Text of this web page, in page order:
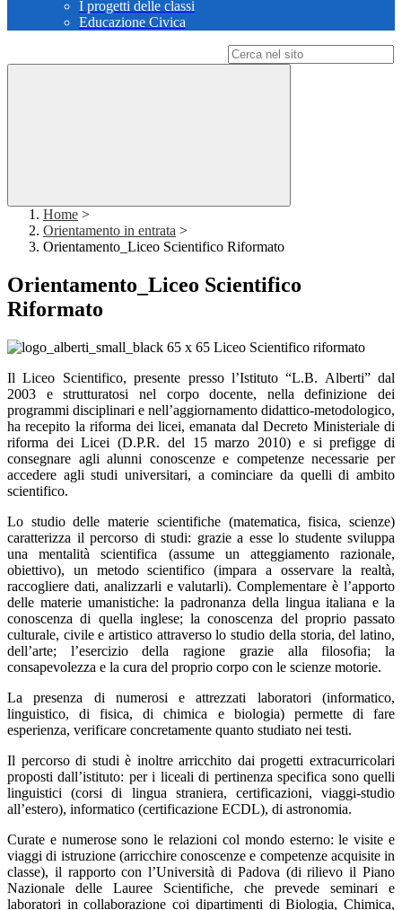
I progetti delle classi
Educazione Civica
Home >
Orientamento in entrata >
Orientamento_Liceo Scientifico Riformato
Orientamento_Liceo Scientifico
Riformato
Liceo Scientifico riformato
Il Liceo Scientifico, presente presso l’Istituto “L.B. Alberti” dal
2003 e strutturatosi nel corpo docente, nella definizione dei
programmi disciplinari e nell’aggiornamento didattico-metodologico,
ha recepito la riforma dei licei, emanata dal Decreto Ministeriale di
riforma dei Licei (D.P.R. del 15 marzo 2010) e si prefigge di
consegnare agli alunni conoscenze e competenze necessarie per
accedere agli studi universitari, a cominciare da quelli di ambito
scientifico.
Lo studio delle materie scientifiche (matematica, fisica, scienze)
caratterizza il percorso di studi: grazie a esse lo studente sviluppa
una mentalità scientifica (assume un atteggiamento razionale,
obiettivo), un metodo scientifico (impara a osservare la realtà,
raccogliere dati, analizzarli e valutarli). Complementare è l’apporto
delle materie umanistiche: la padronanza della lingua italiana e la
conoscenza di quella inglese; la conoscenza del proprio passato
culturale, civile e artistico attraverso lo studio della storia, del latino,
dell’arte; l’esercizio della ragione grazie alla filosofia; la
consapevolezza e la cura del proprio corpo con le scienze motorie.
La presenza di numerosi e attrezzati laboratori (informatico,
linguistico, di fisica, di chimica e biologia) permette di fare
esperienza, verificare concretamente quanto studiato nei testi.
Il percorso di studi è inoltre arricchito dai progetti extracurricolari
proposti dall’istituto: per i liceali di pertinenza specifica sono quelli
linguistici (corsi di lingua straniera, certificazioni, viaggi-studio
all’estero), informatico (certificazione ECDL), di astronomia.
Curate e numerose sono le relazioni col mondo esterno: le visite e
viaggi di istruzione (arricchire conoscenze e competenze acquisite in
classe), il rapporto con l’Università di Padova (di rilievo il Piano
Nazionale delle Lauree Scientifiche, che prevede seminari e
laboratori in collaborazione coi dipartimenti di Biologia, Chimica,